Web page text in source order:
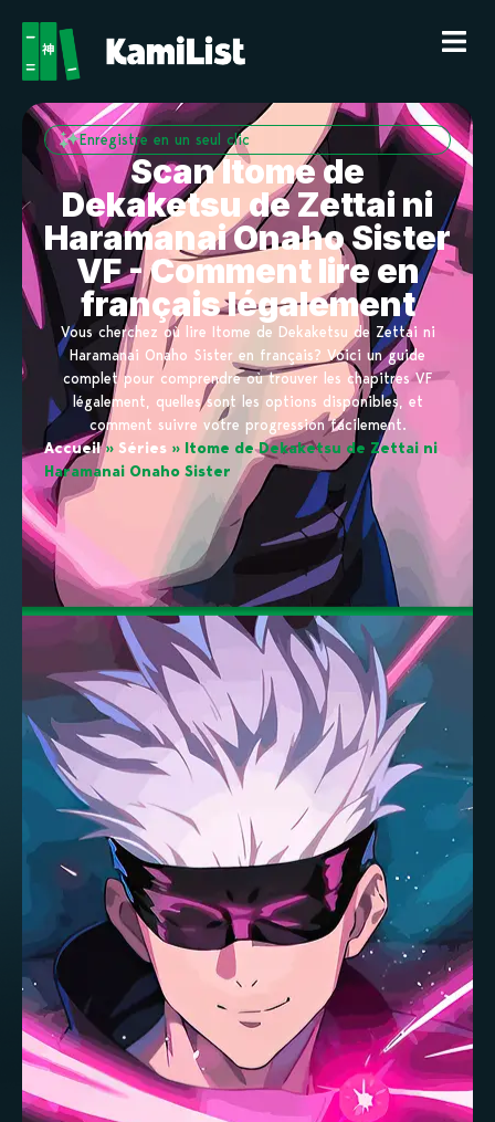
Enregistre en un seul clic
Scan Itome de
Dekaketsu de Zettai ni
Haramanai Onaho Sister
VF - Comment lire en
français légalement
Vous cherchez où lire Itome de Dekaketsu de Zettai ni
Haramanai Onaho Sister en français? Voici un guide
complet pour comprendre où trouver les chapitres VF
légalement, quelles sont les options disponibles, et
comment suivre votre progression facilement.
Accueil» Séries » Itome de Dekaketsu de Zettai ni
Haramanai Onaho Sister